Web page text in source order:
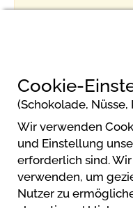
Cookie-
(Schokolade, Nüsse,
Wir verwenden
und Einstellung
erforderlich sind.
verwenden, um
Nutzer zu